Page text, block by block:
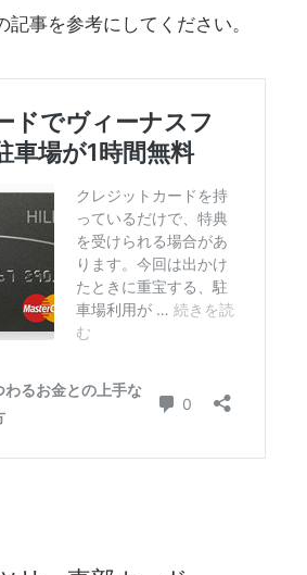
記事を参考にしてください。